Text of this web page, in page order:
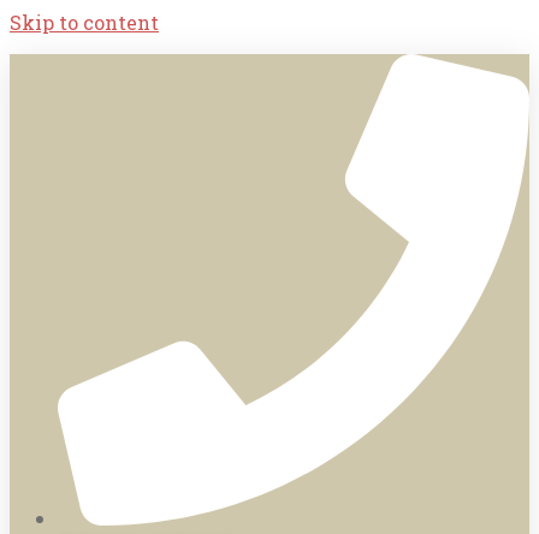
Skip to content